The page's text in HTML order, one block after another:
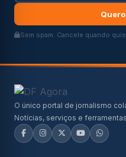
Sem spam. Cancele quando
O único portal de jornalismo
Notícias, serviços e